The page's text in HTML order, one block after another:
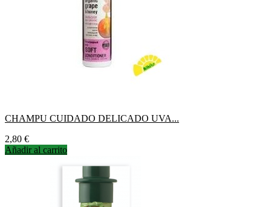
CHAMPU CUIDADO DELICADO UVA...
Precio
2,80 €
Añadir al carrito